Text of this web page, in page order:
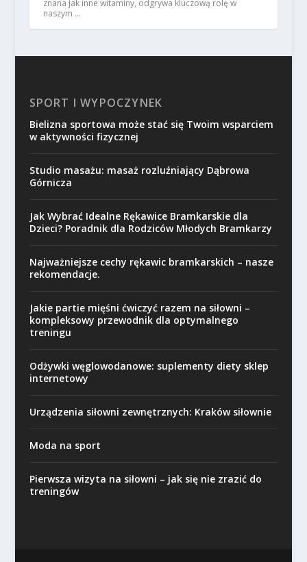
znana jak inne witaminy, odgrywa kluczową rolę w
naszym …
SPORT I WYPOCZYNEK
Bielizna sportowa może stać się Twoim wsparciem
w aktywności fizycznej
Studio masażu: masaż rozluźniający Dąbrowa
Górnicza
Jak Wybrać Idealne Rękawice Bramkarskie dla
Dzieci? Poradnik dla Rodziców Młodych Bramkarzy
Najważniejsze cechy rękawic bramkarskich – nasze
rekomendacje.
Jakie partie mięśni ćwiczyć razem na siłowni –
kompleksowy przewodnik dla optymalnego
treningu
Odżywki węglowodanowe: suplementy diety sklep
internetowy
Urządzenia siłowni zewnętrznych: Kraków siłownie
Moda na sport
Pierwsza wizyta na siłowni – jak się nie zrazić do
treningów